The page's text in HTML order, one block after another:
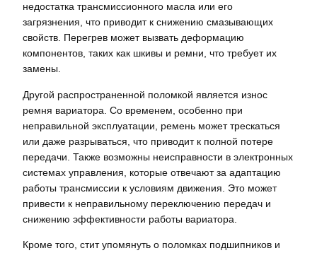
недостатка трансмиссионного масла или его
загрязнения, что приводит к снижению смазывающих
свойств. Перегрев может вызвать деформацию
компонентов, таких как шкивы и ремни, что требует их
замены.
Другой распространенной поломкой является износ
ремня вариатора. Со временем, особенно при
неправильной эксплуатации, ремень может трескаться
или даже разрываться, что приводит к полной потере
передачи. Также возможны неисправности в электронных
системах управления, которые отвечают за адаптацию
работы трансмиссии к условиям движения. Это может
привести к неправильному переключению передач и
снижению эффективности работы вариатора.
Кроме того, стит упомянуть о поломках подшипников и